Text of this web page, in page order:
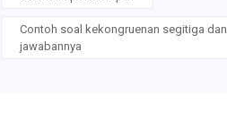
Contoh soal kekongruenan segitiga dan
jawabannya